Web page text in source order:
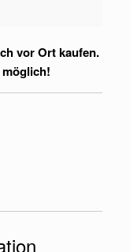
vor Ort kaufen.